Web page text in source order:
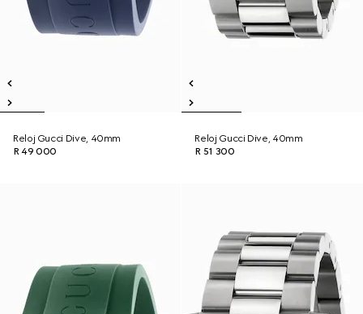
Reloj Gucci Dive, 40mm
R 49 000
Reloj Gucci Dive, 40mm
R 51 300